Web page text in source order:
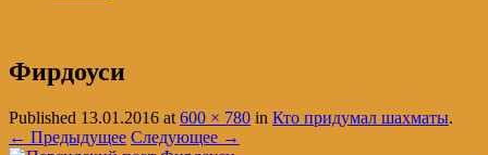
Фирдоуси
Published 13.01.2016 at 600 × 780 in Кто придумал шахматы.
← Предыдущее Следующее →